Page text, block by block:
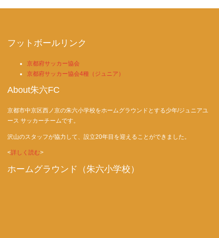
フットボールリンク
京都府サッカー協会
京都府サッカー協会4種（ジュニア）
About朱六FC
京都市中京区西ノ京の朱六小学校をホームグラウンドとする少年/ジュニアユ
ース サッカーチームです。
沢山のスタッフが協力して、設立20年目を迎えることができました。
<詳しく読む>
ホームグラウンド（朱六小学校）